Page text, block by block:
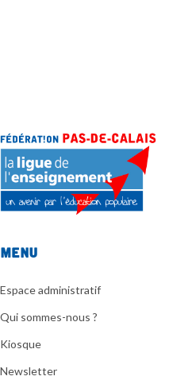
Menu
Espace administratif
Qui sommes-nous ?
Kiosque
Newsletter